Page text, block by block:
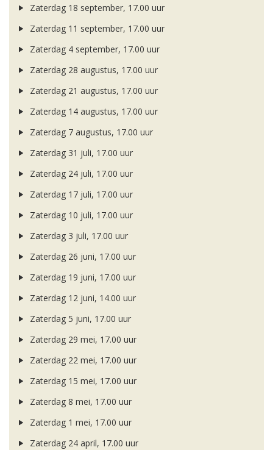
Zaterdag 18 september, 17.00 uur
Zaterdag 11 september, 17.00 uur
Zaterdag 4 september, 17.00 uur
Zaterdag 28 augustus, 17.00 uur
Zaterdag 21 augustus, 17.00 uur
Zaterdag 14 augustus, 17.00 uur
Zaterdag 7 augustus, 17.00 uur
Zaterdag 31 juli, 17.00 uur
Zaterdag 24 juli, 17.00 uur
Zaterdag 17 juli, 17.00 uur
Zaterdag 10 juli, 17.00 uur
Zaterdag 3 juli, 17.00 uur
Zaterdag 26 juni, 17.00 uur
Zaterdag 19 juni, 17.00 uur
Zaterdag 12 juni, 14.00 uur
Zaterdag 5 juni, 17.00 uur
Zaterdag 29 mei, 17.00 uur
Zaterdag 22 mei, 17.00 uur
Zaterdag 15 mei, 17.00 uur
Zaterdag 8 mei, 17.00 uur
Zaterdag 1 mei, 17.00 uur
Zaterdag 24 april, 17.00 uur